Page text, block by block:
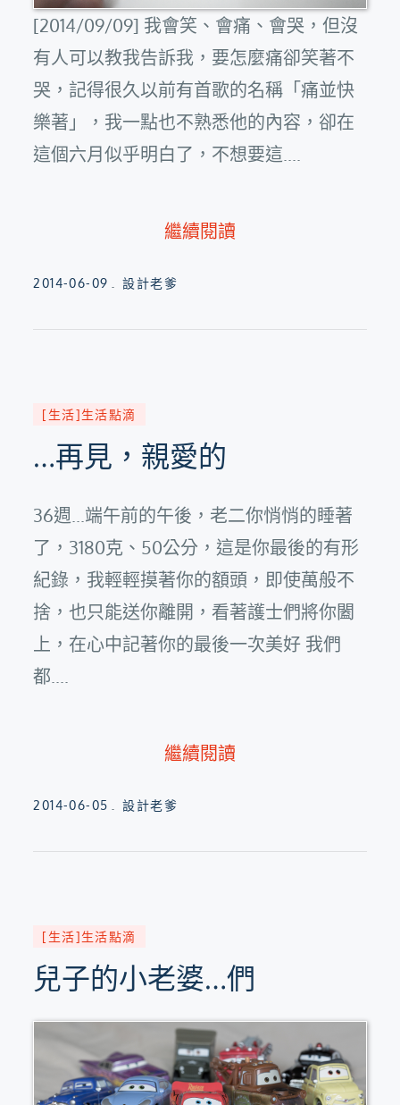
[2014/09/09] 我會笑、會痛、會哭，但沒
有人可以教我告訴我，要怎麼痛卻笑著不
哭，記得很久以前有首歌的名稱「痛並快
樂著」，我一點也不熟悉他的內容，卻在
這個六月似乎明白了，不想要這....
繼續閱讀
Posted
2014-06-09 設計老爹
[生活]生活點滴
…再見，親愛的
36週...端午前的午後，老二你悄悄的睡著
了，3180克、50公分，這是你最後的有形
紀錄，我輕輕摸著你的額頭，即使萬般不
捨，也只能送你離開，看著護士們將你闔
上，在心中記著你的最後一次美好 我們
都....
繼續閱讀
Posted
2014-06-05 設計老爹
[生活]生活點滴
兒子的小老婆…們